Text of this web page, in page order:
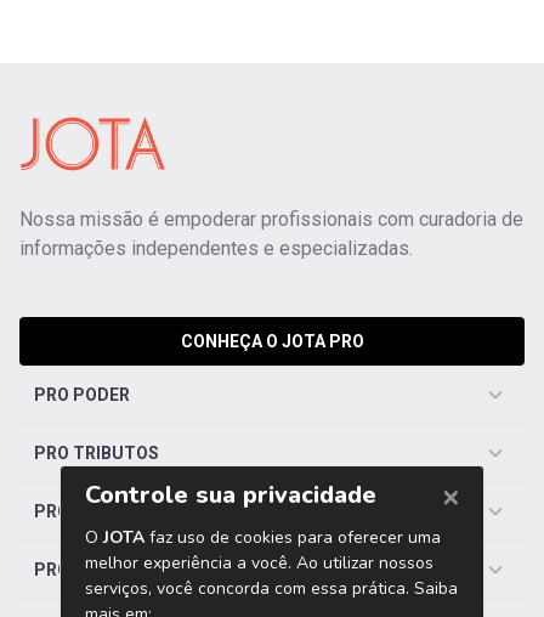
Nossa missão é empoderar profissionais com curadoria de
informações independentes e especializadas.
CONHEÇA O JOTA PRO
PRO PODER
PRO TRIBUTOS
PRO TRABALHISTA
PRO SAÚDE